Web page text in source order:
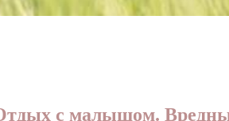
с малышом.